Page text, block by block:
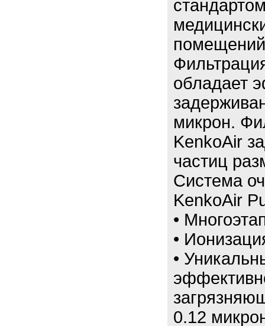
обладает
микрон.
KenkoAir
частиц
Система
KenkoAir
•
•
•
0.12